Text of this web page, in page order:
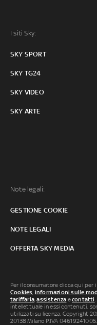
I siti Sky:
SKY SPORT
SKY TG24
SKY VIDEO
SKY ARTE
Note legali:
GESTIONE COOKIE
NOTE LEGALI
OFFERTA SKY MEDIA
Per il consumatore clicca qui per
Cookies, informazioni sulle
tariffaria,assistenza econtatti
intellettuale in essi contenuti,
utilizzati su licenza. Copyright
20138 Milano P.IVA